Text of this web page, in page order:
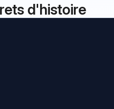
d'histoire